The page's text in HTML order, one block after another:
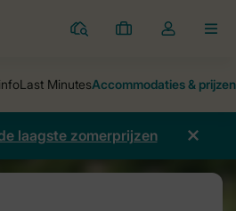
Parken
Mijn
Open
dropdown
mijn
account
laagste zomerprijzen